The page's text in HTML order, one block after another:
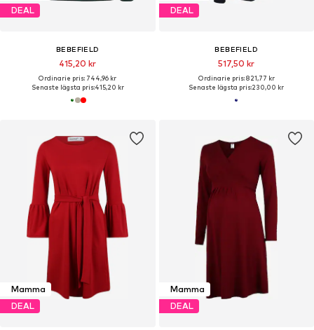
DEAL
BEBEFIELD
415,20 kr
Ordinarie pris: 744,96 kr
Senaste lägsta pris:415,20 kr
DEAL
BEBEFIELD
517,50 kr
Ordinarie pris: 821,77 kr
Senaste lägsta pris:230,00 kr
Mamma
DEAL
Mamma
DEAL